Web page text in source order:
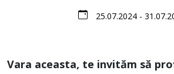
25.07.2024 -
Vara aceasta, te invităm să